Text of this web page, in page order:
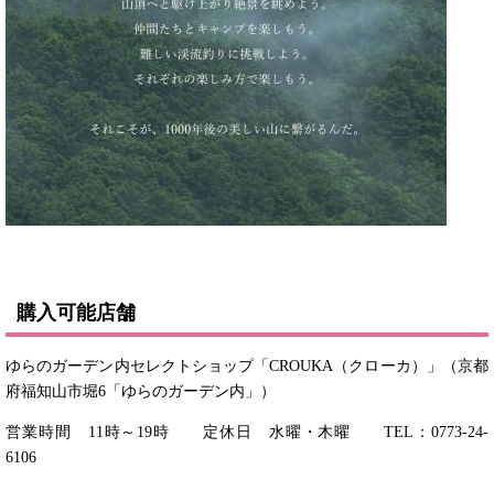
購入可能店舗
ゆらのガーデン内セレクトショップ「CROUKA（クローカ）」（京都
府福知山市堀6「ゆらのガーデン内」）
営業時間 11時～19時 定休日 水曜・木曜 TEL：0773-24-
6106